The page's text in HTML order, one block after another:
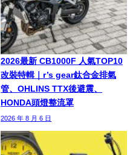
2026最新 CB1000F 人氣TOP10
改裝特輯｜r’s gear鈦合金排氣
管、OHLINS TTX後避震、
HONDA頭燈整流罩
2026 年 8 月 6 日